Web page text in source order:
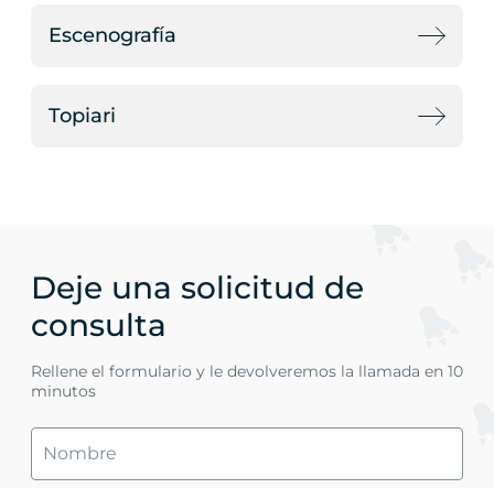
Escenografía
Topiari
Deje una solicitud de
consulta
Rellene el formulario y le devolveremos la llamada en 10
minutos